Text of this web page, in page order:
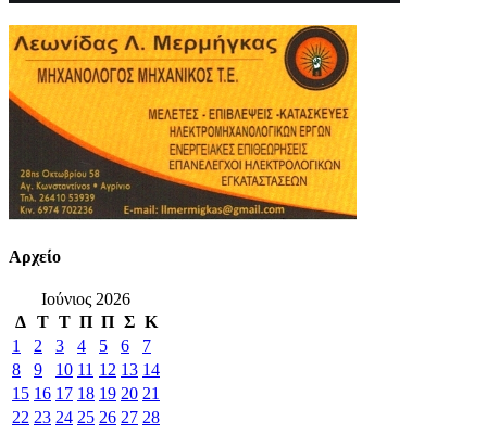
Αρχείο
Ιούνιος 2026
Δ Τ Τ Π Π Σ Κ
1
2 3 4 5 6
7
8
9 10 11 12 13 14
15 16 17 18 19 20 21
22 23 24 25 26 27 28